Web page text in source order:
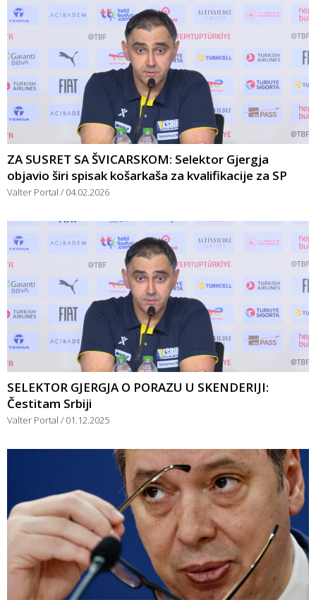
ZA SUSRET SA ŠVICARSKOM: Selektor Gjergja
objavio širi spisak košarkaša za kvalifikacije za SP
Valter Portal 04.02.2026
SELEKTOR GJERGJA O PORAZU U SKENDERIJI:
Čestitam Srbiji
Valter Portal 01.12.2025